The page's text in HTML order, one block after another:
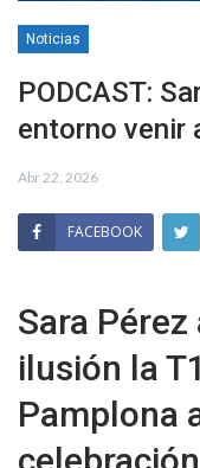
Noticias
PODCAST:
entorno venir
Abr 22, 2026
FACEBOOK
Sara
ilusión la
Pamplona